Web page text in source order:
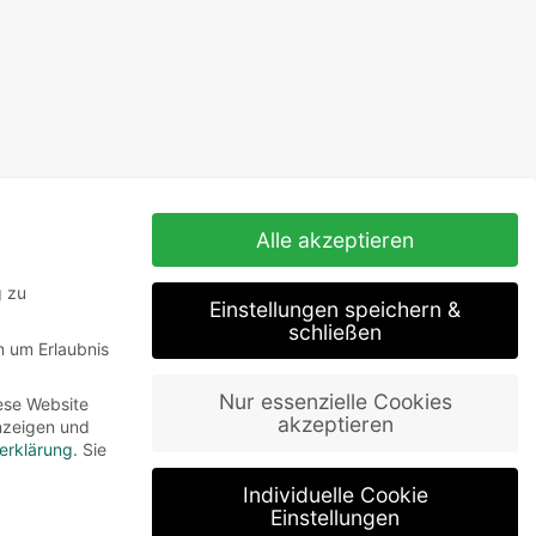
zu
um Erlaubnis
Website
und
. Sie
Alle akzeptieren
Einstellungen speichern &
schließen
Nur essenzielle Cookies
akzeptieren
Individuelle Cookie
Einstellungen